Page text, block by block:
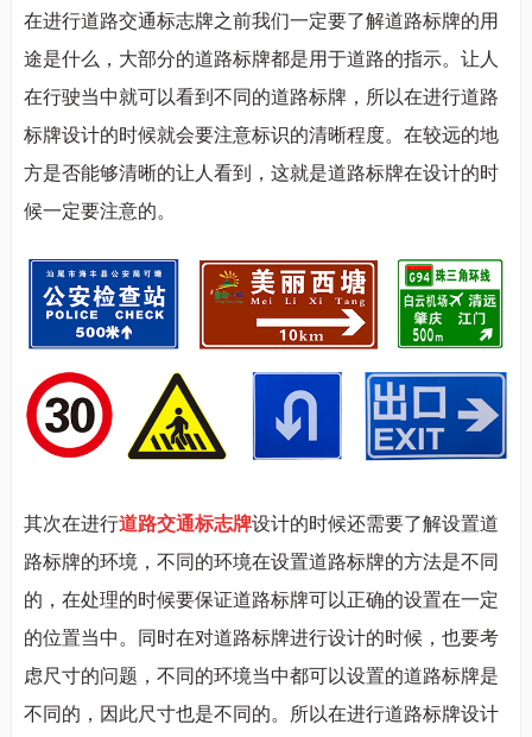
在进行道路交通标志牌之前我们一定要了解道路标牌的用
途是什么，大部分的道路标牌都是用于道路的指示。让人
在行驶当中就可以看到不同的道路标牌，所以在进行道路
标牌设计的时候就会要注意标识的清晰程度。在较远的地
方是否能够清晰的让人看到，这就是道路标牌在设计的时
候一定要注意的。
其次在进行道路交通标志牌设计的时候还需要了解设置道
路标牌的环境，不同的环境在设置道路标牌的方法是不同
的，在处理的时候要保证道路标牌可以正确的设置在一定
的位置当中。同时在对道路标牌进行设计的时候，也要考
虑尺寸的问题，不同的环境当中都可以设置的道路标牌是
不同的，因此尺寸也是不同的。所以在进行道路标牌设计